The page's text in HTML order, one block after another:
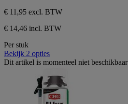
€ 11,95 excl. BTW
€ 14,46 incl. BTW
Per stuk
Bekijk 2 opties
Dit artikel is momenteel niet beschikbaar